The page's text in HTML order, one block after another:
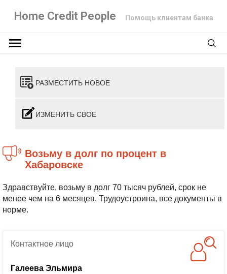
Home Credit People Помощь клиентам банка
РАЗМЕСТИТЬ НОВОЕ
ИЗМЕНИТЬ СВОЕ
Возьму в долг по процент в
Хабаровске
Здравствуйте, возьму в долг 70 тысяч рублей, срок не
менее чем на 6 месяцев. Трудоустроина, все документы в
норме.
Контактноелицо
Галеева Эльмира